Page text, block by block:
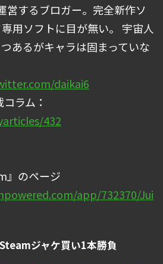
営するブロガー。完全新作ソ
用ソフトに目が無い。 宇宙人
あるがキャラは固まっていな
daikai6
ラム：
432
』のページ
app/732370/Jui
ジャケ買い1本勝負